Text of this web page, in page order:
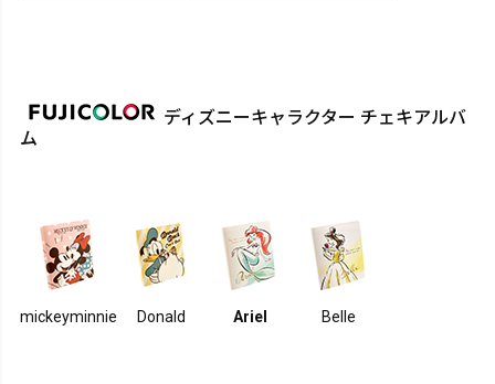
ディズニーキャラクター チェキアルバ
ム
mickeyminnie Donald Ariel Belle